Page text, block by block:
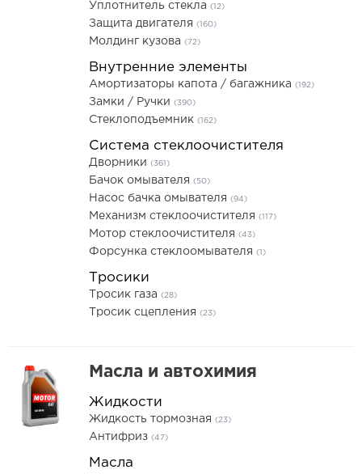
Уплотнитель стекла (12)
Защита двигателя (160)
Молдинг кузова (72)
Внутренние элементы
Амортизаторы капота / багажника (192)
Замки / Ручки (390)
Стеклоподъемник (162)
Система стеклоочистителя
Дворники (361)
Бачок омывателя (50)
Насос бачка омывателя (94)
Механизм стеклоочистителя (117)
Мотор стеклоочистителя (43)
Форсунка стеклоомывателя (1)
Тросики
Тросик газа (28)
Тросик сцепления (23)
Масла и автохимия
Жидкости
Жидкость тормозная (23)
Антифриз (47)
Масла